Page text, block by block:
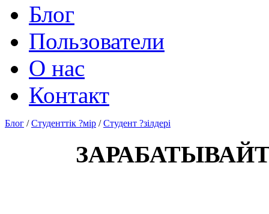
Блог
Пользователи
О нас
Контакт
Блог /Студенттік ?мір /Студент ?зілдері